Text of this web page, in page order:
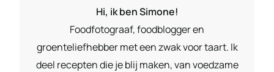
Hi, ik ben Simone!
Foodfotograaf, foodblogger en
groenteliefhebber met een zwak voor taart. Ik
deel recepten die je blij maken, van voedzame